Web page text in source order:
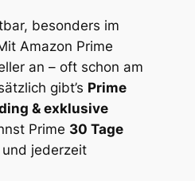
besonders im
Amazon Prime
an – oft schon am
gibt’s Prime
& exklusive
Prime 30 Tage
und jederzeit